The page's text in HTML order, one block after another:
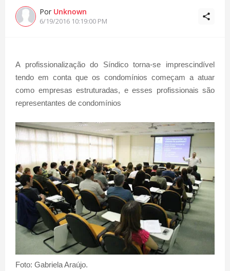
Por Unknown
6/19/2016 10:19:00 PM
A profissionalização do Síndico torna-se imprescindível
tendo em conta que os condomínios começam a atuar
como empresas estruturadas, e esses profissionais são
representantes de condomínios
Foto: Gabriela Araújo.